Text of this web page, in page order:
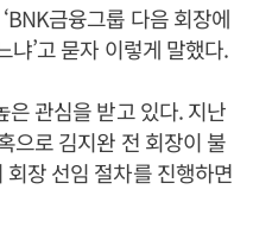
금융그룹 다음 회장에
’고 묻자 이렇게 말했다.
관심을 받고 있다. 지난
으로 김지완 전 회장이 불
장 선임 절차를 진행하면